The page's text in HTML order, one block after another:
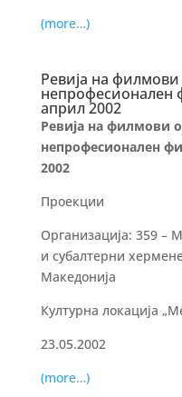
(more…)
Ревија на
непрофесионален
април 2002
Ревија на филмови
непрофесионален
2002
Проекции
Организација: 359 –
и субалтерни
Македонија
Културна локација
23.05.2002
(more…)